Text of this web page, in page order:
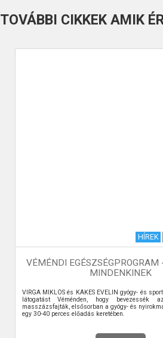
TOVÁBBI CIKKEK AMIK
HÍREK
VÉMÉNDI
MINDENKINEK
VIRGA MIKLÓS és KÁKES EVELIN gyógy- és
látogatást Véménden, hogy bevezessék
masszázsfajták, elsősorban a gyógy- és
egy 30-40 perces előadás keretében.